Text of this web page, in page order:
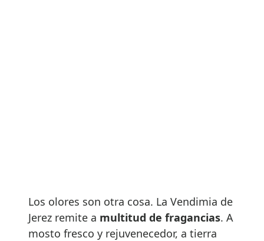
Los olores son otra cosa. La Vendimia de
Jerez remite a multitud de fragancias. A
mosto fresco y rejuvenecedor, a tierra